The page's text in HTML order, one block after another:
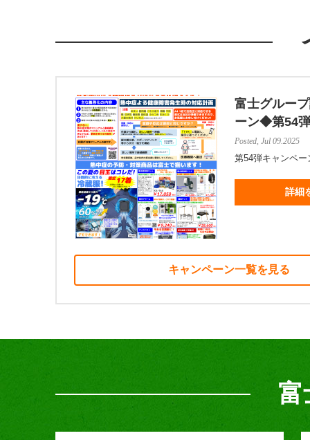
富士グルー
ーン◆第54弾
Posted, Jul 09.2025
第54弾キャンペー
詳細
キャンペーン一覧を見る
富